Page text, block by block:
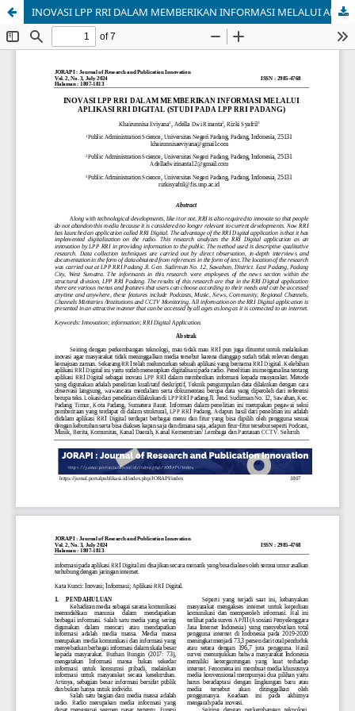
INOVASI LPP RRI DALAM MEMBERIKAN INFORMASI MELALUI APLIKASI RRI DIGITAL (STUDI PADA LPP RRI PADANG)